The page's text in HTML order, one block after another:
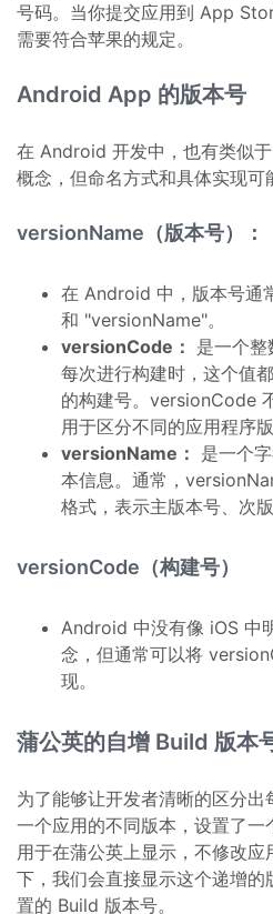
号码。当你提交应用到 App
需要符合苹果的规定。
Android App 的版本号
在 Android 开发中，也有类似
概念，但命名方式和具体实现可
versionName（版本号）：
在 Android 中，版本号通
和 "versionName"。
versionCode： 是一个整
每次进行构建时，这个值
的构建号。versionCode
用于区分不同的应用程序版
versionName： 是一个
本信息。通常，
格式，表示主版本号、次
versionCode（构建号）
Android 中没有像 iOS 中
念，但通常可以将
现。
蒲公英的自增 Build 版本
为了能够让开发者清晰的区分
一个应用的不同版本，设置了
用于在蒲公英上显示，不修改
下，我们会直接显示这个递增
置的 Build 版本号。